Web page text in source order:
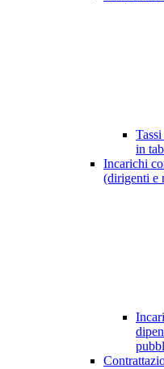
in
Incarichi
(dirigenti e